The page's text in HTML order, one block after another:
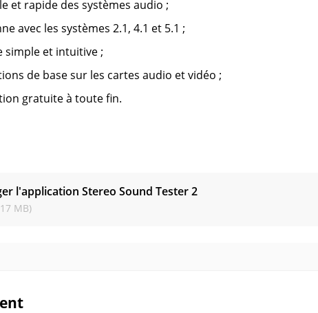
et rapide des systèmes audio ;
avec les systèmes 2.1, 4.1 et 5.1 ;
simple et intuitive ;
de base sur les cartes audio et vidéo ;
gratuite à toute fin.
l'application Stereo Sound Tester2
MB)